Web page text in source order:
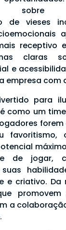
sobre
de vieses
receptivo
claras
e
empresa com
para
como um
favoritismo,
de jogar,
e criativo. Da
a